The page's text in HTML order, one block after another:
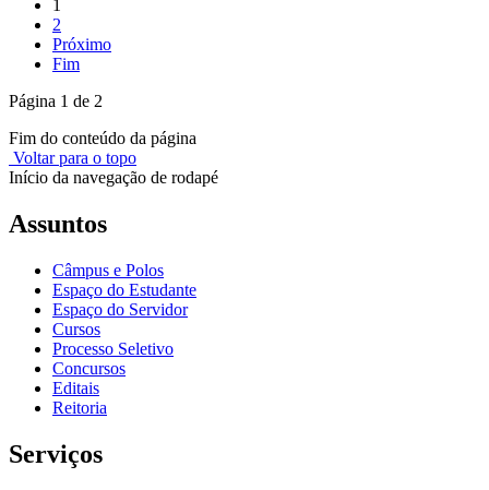
1
2
Próximo
Fim
Página 1 de 2
Fim do conteúdo da página
Voltar para o topo
Início da navegação de rodapé
Assuntos
Câmpus e Polos
Espaço do Estudante
Espaço do Servidor
Cursos
Processo Seletivo
Concursos
Editais
Reitoria
Serviços